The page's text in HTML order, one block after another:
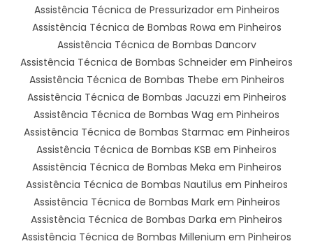
Assistência Técnica de Pressurizador em Pinheiros
Assistência Técnica de Bombas Rowa em Pinheiros
Assistência Técnica de Bombas Dancorv
Assistência Técnica de Bombas Schneider em Pinheiros
Assistência Técnica de Bombas Thebe em Pinheiros
Assistência Técnica de Bombas Jacuzzi em Pinheiros
Assistência Técnica de Bombas Wag em Pinheiros
Assistência Técnica de Bombas Starmac em Pinheiros
Assistência Técnica de Bombas KSB em Pinheiros
Assistência Técnica de Bombas Meka em Pinheiros
Assistência Técnica de Bombas Nautilus em Pinheiros
Assistência Técnica de Bombas Mark em Pinheiros
Assistência Técnica de Bombas Darka em Pinheiros
Assistência Técnica de Bombas Millenium em Pinheiros